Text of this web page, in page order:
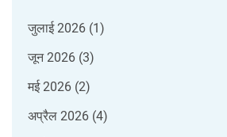
जुलाई 2026 (1)
जून 2026 (3)
मई 2026 (2)
अप्रैल 2026 (4)